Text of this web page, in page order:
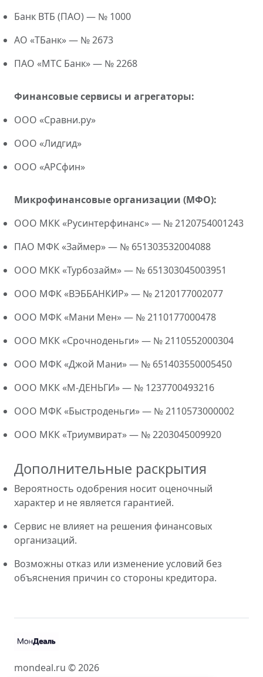
Банк ВТБ (ПАО) — № 1000
АО «ТБанк» — № 2673
ПАО «МТС Банк» — № 2268
Финансовые сервисы и агрегаторы:
ООО «Сравни.ру»
ООО «Лидгид»
ООО «АРСфин»
Микрофинансовые организации (МФО):
ООО МКК «Русинтерфинанс» — № 2120754001243
ПАО МФК «Займер» — № 651303532004088
ООО МКК «Турбозайм» — № 651303045003951
ООО МФК «ВЭББАНКИР» — № 2120177002077
ООО МФК «Мани Мен» — № 2110177000478
ООО МКК «Срочноденьги» — № 2110552000304
ООО МФК «Джой Мани» — № 651403550005450
ООО МКК «М-ДЕНЬГИ» — № 1237700493216
ООО МФК «Быстроденьги» — № 2110573000002
ООО МКК «Триумвират» — № 2203045009920
Дополнительные раскрытия
Вероятность одобрения носит оценочный
характер и не является гарантией.
Сервис не влияет на решения финансовых
организаций.
Возможны отказ или изменение условий без
объяснения причин со стороны кредитора.
mondeal.ru © 2026